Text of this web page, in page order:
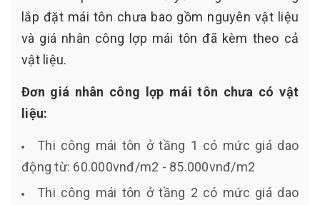
lắp đặt mái tôn chưa bao gồm nguyên vật liệu
và giá nhân công lợp mái tôn đã kèm theo cả
vật liệu.
Đơn giá nhân công lợp mái tôn chưa có vật
liệu:
Thi công mái tôn ở tầng 1 có mức giá dao
động từ: 60.000vnđ/m2 - 85.000vnđ/m2
Thi công mái tôn ở tầng 2 có mức giá dao